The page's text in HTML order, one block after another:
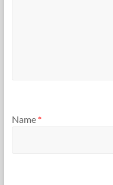
Name *